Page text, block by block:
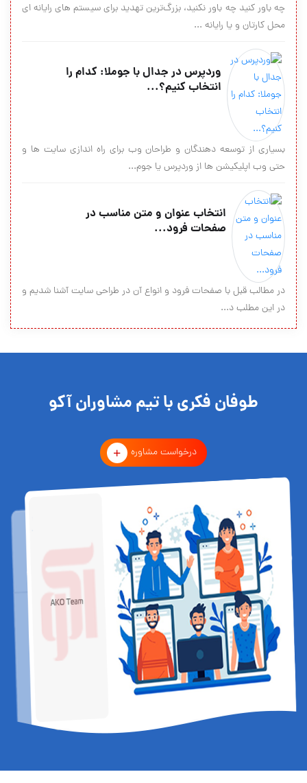
چه باور كنید چه باور نكنید، بزرگ‌ترین تهدید برای سیستم های رایانه ای
محل كارتان و یا رایانه ...
وردپرس در جدال با جوملا: کدام را
انتخاب کنیم؟...
بسیاری از توسعه دهندگان و طراحان وب برای راه اندازی سایت ها و
حتی وب اپلیکیشن ها از وردپرس یا جوم...
انتخاب عنوان و متن مناسب در
صفحات فرود...
در مطالب قبل با صفحات فرود و انواع آن در طراحی سایت آشنا شدیم و
در این مطلب د...
طوفان فکری با تیم مشاوران آکو
درخواست مشاوره